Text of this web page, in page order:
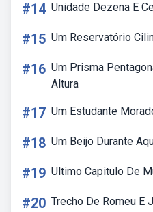
#14 Unidade Dezena E
#15 Um Reservatório
#16 Um Prisma
Altura
#17 Um Estudante
#18 Um Beijo Durante
#19 Ultimo Capitulo De
#20 Trecho De Romeu E